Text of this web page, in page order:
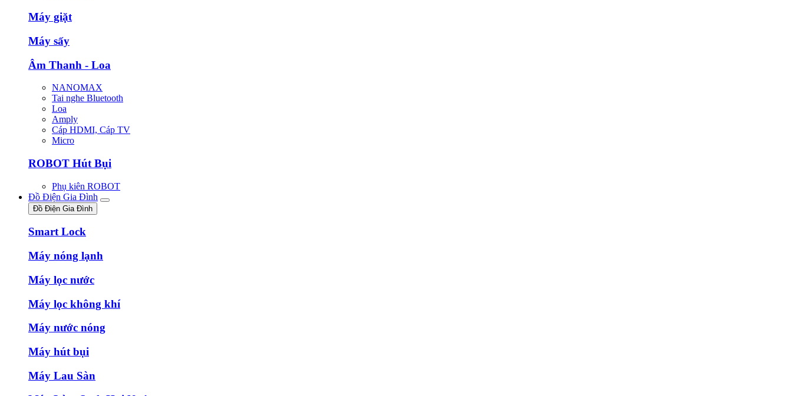
Máy giặt
Máy sấy
Âm Thanh - Loa
NANOMAX
Tai nghe Bluetooth
Loa
Amply
Cáp HDMI, Cáp TV
Micro
ROBOT Hút Bụi
Phụ kiên ROBOT
Đồ Điện Gia Đình
Đồ Điện Gia Đình
Smart Lock
Máy nóng lạnh
Máy lọc nước
Máy lọc không khí
Máy nước nóng
Máy hút bụi
Máy Lau Sàn